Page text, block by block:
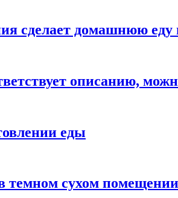
сделает домашнюю еду
описанию,
еды
темном сухом помещении